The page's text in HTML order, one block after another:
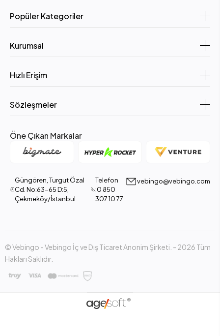
Popüler Kategoriler
Kurumsal
Hızlı Erişim
Sözleşmeler
Öne Çıkan Markalar
Güngören, Turgut Özal
Cd. No:63-65 D:5,
Çekmeköy/İstanbul
Telefon
:0 850
307 10 77
vebingo@vebingo.com
© Vebingo - Vebingo İç ve Dış Ticaret Anonim Şirketi. - 2026 Tüm
Hakları Saklıdır.